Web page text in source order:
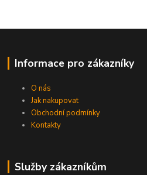
Informace pro zákazníky
O nás
Jak nakupovat
Obchodní podmínky
Kontakty
Služby zákazníkům